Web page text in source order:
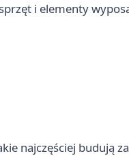
i elementy
najczęściej budują